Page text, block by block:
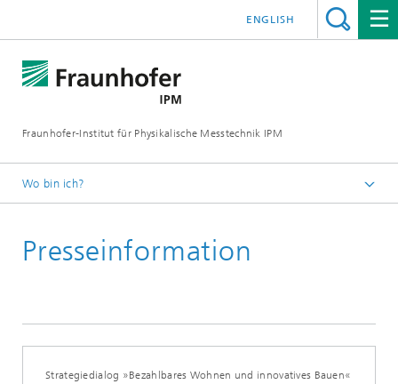
Fraunhofer-Institut für Physikalische Messtechnik IPM
ENGLISH
Wo bin ich?
Presse | Publikationen
Presseinformation
Strategiedialog »Bezahlbares Wohnen und innovatives Bauen«